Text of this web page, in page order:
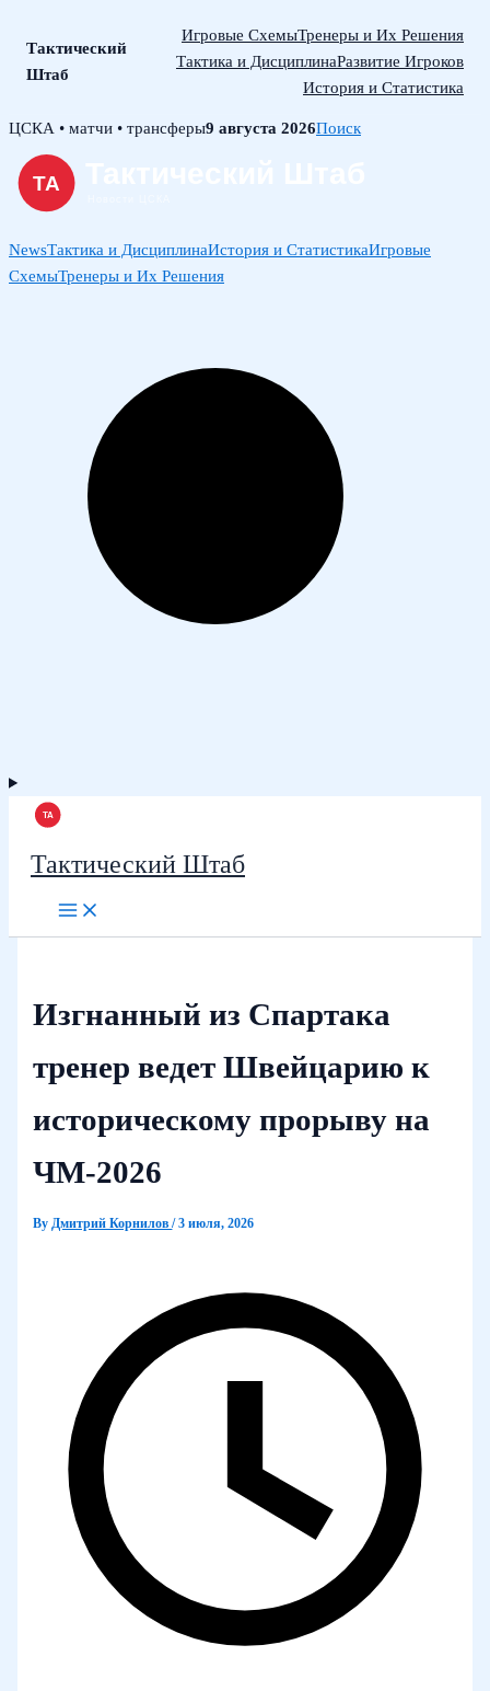
Тактический
Штаб
Игровые СхемыТренеры и Их Решения
Тактика и ДисциплинаРазвитие Игроков
История и Статистика
Skip
content
ЦСКА • матчи • трансферы9 августа 2026Поиск
NewsТактика и ДисциплинаИстория и СтатистикаИгровые
СхемыТренеры и Их Решения
Тактический Штаб
Изгнанный из Спартака
тренер ведет Швейцарию к
историческому прорыву на
ЧМ‑2026
ByДмитрий Корнилов/3 июля, 2026